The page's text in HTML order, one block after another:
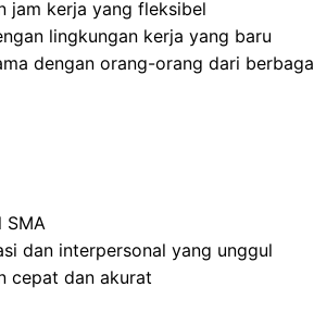
jam kerja yang fleksibel
lingkungan kerja yang baru
dengan orang-orang dari
SMA
dan interpersonal yang unggul
cepat dan akurat